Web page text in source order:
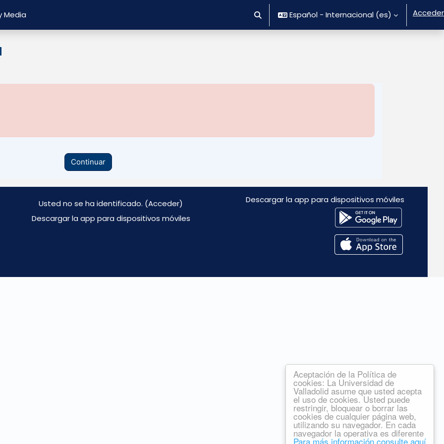
Aceptación de la Política de
cookies: La Universidad de
Valladolid asume que usted acepta
el uso de cookies. Usted puede
restringir, bloquear o borrar las
cookies de cualquier página web,
utilizando su navegador. En cada
navegador la operativa es diferente
Para más información consulte aquí
Media Selector de búsqueda de entrada
Español - Internacional ‎(es)‎ Acceder
Continuar
Usted no se ha identificado. (Acceder)
Descargar la app para dispositivos móviles
Descargar la app para dispositivos móviles